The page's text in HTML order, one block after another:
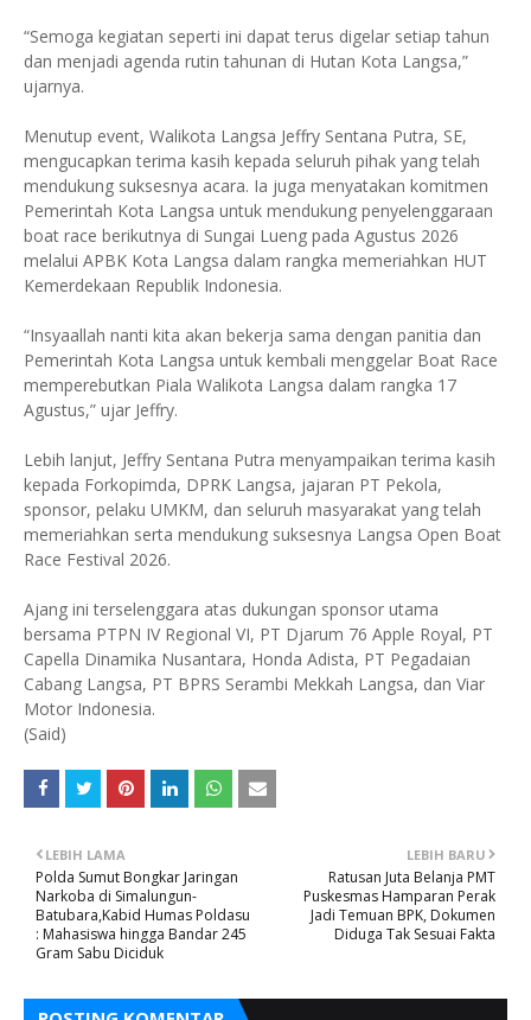
“Semoga kegiatan seperti ini dapat terus digelar setiap tahun
dan menjadi agenda rutin tahunan di Hutan Kota Langsa,”
ujarnya.
Menutup event, Walikota Langsa Jeffry Sentana Putra, SE,
mengucapkan terima kasih kepada seluruh pihak yang telah
mendukung suksesnya acara. Ia juga menyatakan komitmen
Pemerintah Kota Langsa untuk mendukung penyelenggaraan
boat race berikutnya di Sungai Lueng pada Agustus 2026
melalui APBK Kota Langsa dalam rangka memeriahkan HUT
Kemerdekaan Republik Indonesia.
“Insyaallah nanti kita akan bekerja sama dengan panitia dan
Pemerintah Kota Langsa untuk kembali menggelar Boat Race
memperebutkan Piala Walikota Langsa dalam rangka 17
Agustus,” ujar Jeffry.
Lebih lanjut, Jeffry Sentana Putra menyampaikan terima kasih
kepada Forkopimda, DPRK Langsa, jajaran PT Pekola,
sponsor, pelaku UMKM, dan seluruh masyarakat yang telah
memeriahkan serta mendukung suksesnya Langsa Open Boat
Race Festival 2026.
Ajang ini terselenggara atas dukungan sponsor utama
bersama PTPN IV Regional VI, PT Djarum 76 Apple Royal, PT
Capella Dinamika Nusantara, Honda Adista, PT Pegadaian
Cabang Langsa, PT BPRS Serambi Mekkah Langsa, dan Viar
Motor Indonesia.
(Said)
LEBIH BARU
Ratusan Juta Belanja PMT
Puskesmas Hamparan Perak
Jadi Temuan BPK, Dokumen
Diduga Tak Sesuai Fakta
LEBIH LAMA
Polda Sumut Bongkar Jaringan
Narkoba di Simalungun-
Batubara,Kabid Humas Poldasu
: Mahasiswa hingga Bandar 245
Gram Sabu Diciduk